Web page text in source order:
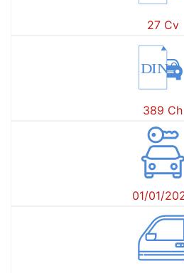
27 Cv
DIN
389 Ch
01/01/